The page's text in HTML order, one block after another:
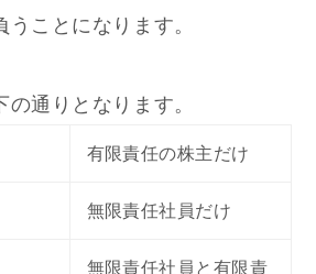
ことになります。
の通りとなります。
有限責任の株主だけ
無限責任社員だけ
無限責任社員と有限責